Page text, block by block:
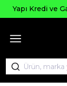
Yapı Kredi ve